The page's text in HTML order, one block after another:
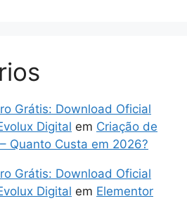
Grátis: Download Oficial
Digital em Criação de
Quanto Custa em 2026?
Grátis: Download Oficial
Digital em Elementor